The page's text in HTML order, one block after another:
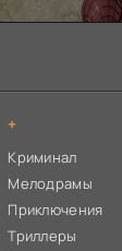
+
Криминал
Мелодрамы
Приключения
Триллеры